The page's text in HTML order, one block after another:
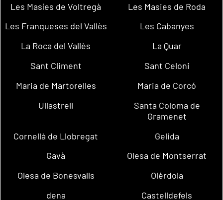
Les Masíes de Voltregà
Les Masies de Roda
Les Franqueses del Vallès
Les Cabanyes
La Roca del Vallès
La Quar
Sant Climent
Sant Celoni
Maria de Martorelles
Maria de Corcó
Ullastrell
Santa Coloma de
Gramenet
Cornellà de Llobregat
Gelida
Gavà
Olesa de Montserrat
Olesa de Bonesvalls
Olèrdola
dena
Castelldefels